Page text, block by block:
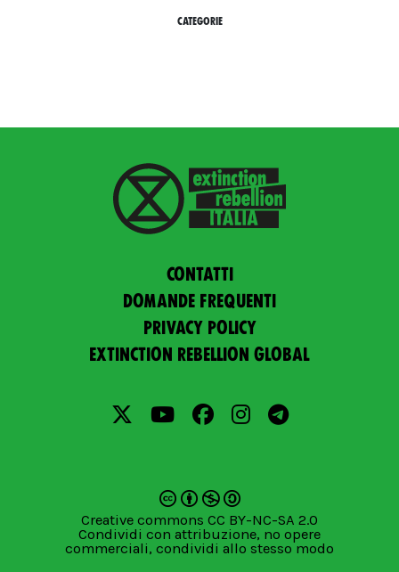
CATEGORIE
Contatti
Domande frequenti
Privacy policy
Extinction Rebellion Global
Creative commons CC BY-NC-SA 2.0
Condividi con attribuzione, no opere
commerciali, condividi allo stesso modo